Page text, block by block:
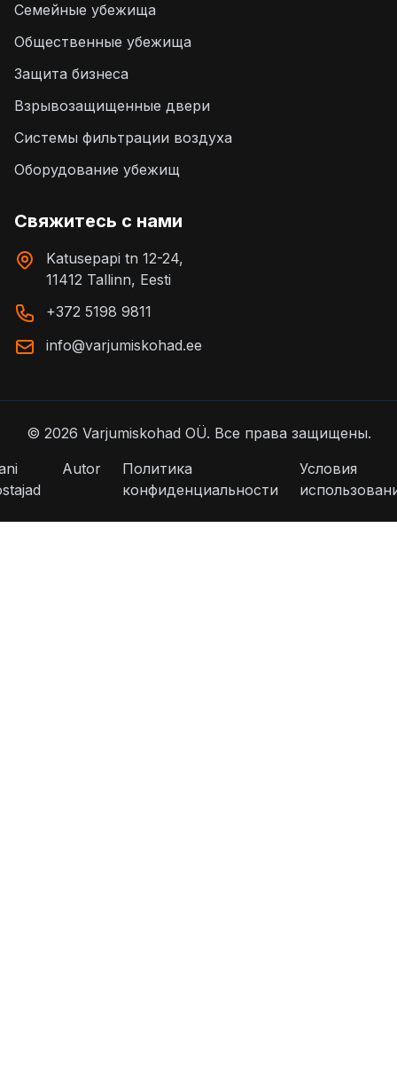
Семейные убежища
Общественные убежища
Защита бизнеса
Взрывозащищенные двери
Системы фильтрации воздуха
Оборудование убежищ
Свяжитесь с нами
Katusepapi tn 12-24,
11412 Tallinn, Eesti
+372 5198 9811
info@varjumiskohad.ee
© 2026 Varjumiskohad OÜ. Все права защищены.
Autor
Политика
конфиденциальности
Условия